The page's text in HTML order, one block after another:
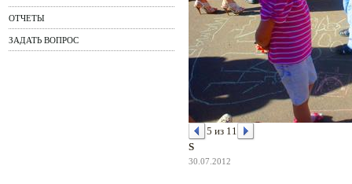
ОТЧЕТЫ
ЗАДАТЬ ВОПРОС
5 из 11
S
30.07.2012